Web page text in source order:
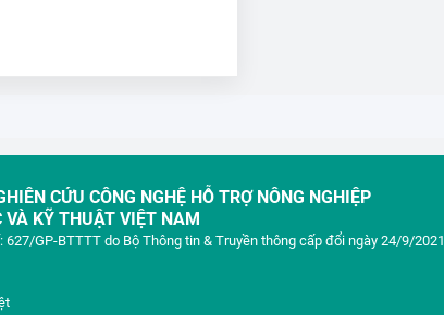
CỨU CÔNG NGHỆ HỖ TRỢ NÔNG NGHIỆP
VÀ KỸ THUẬT VIỆT NAM
GP-BTTTT do Bộ Thông tin & Truyền thông cấp đổi ngày 24/9/2021